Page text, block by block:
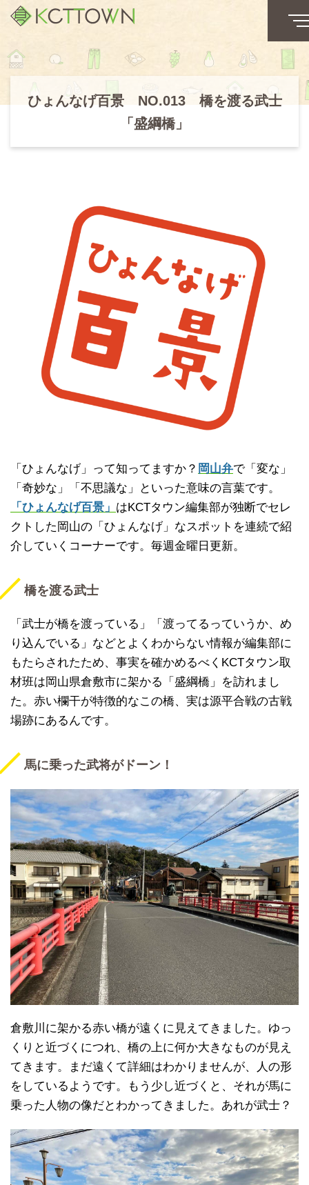
ひょんなげ百景 NO.013 橋を渡る武士
「盛綱橋」
「ひょんなげ」って知ってますか？ 岡山弁で「変な」
「奇妙な」「不思議な」といった意味の言葉です。
「ひょんなげ百景」 はKCTタウン編集部が独断でセレ
クトした岡山の「ひょんなげ」なスポットを連続で紹
介していくコーナーです。毎週金曜日更新。
橋を渡る武士
「武士が橋を渡っている」「渡ってるっていうか、め
り込んでいる」などとよくわからない情報が編集部に
もたらされたため、事実を確かめるべくKCTタウン取
材班は岡山県倉敷市に架かる「盛綱橋」を訪れまし
た。赤い欄干が特徴的なこの橋、実は源平合戦の古戦
場跡にあるんです。
馬に乗った武将がドーン！
倉敷川に架かる赤い橋が遠くに見えてきました。ゆっ
くりと近づくにつれ、橋の上に何か大きなものが見え
てきます。まだ遠くて詳細はわかりませんが、人の形
をしているようです。もう少し近づくと、それが馬に
乗った人物の像だとわかってきました。あれが武士？